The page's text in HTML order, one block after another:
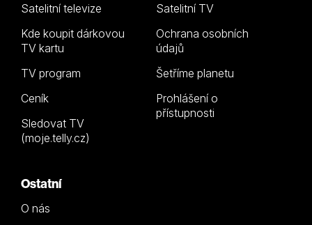
Satelitní televize
Kde koupit dárkovou
TV kartu
TV program
Ceník
Sledovat TV
(moje.telly.cz)
Satelitní TV
Ochrana osobních
údajů
Šetříme planetu
Prohlášení o
přístupnosti
Ostatní
O nás